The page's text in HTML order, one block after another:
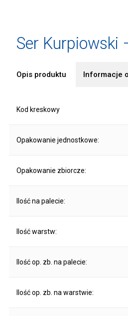
Ser Kurpiowski
Opis produktu Informacje
Kod kreskowy
Opakowanie jednostkowe:
Opakowanie zbiorcze:
Ilość na palecie:
Ilość warstw:
Ilość op. zb. na palecie:
Ilość op. zb. na warstwie: